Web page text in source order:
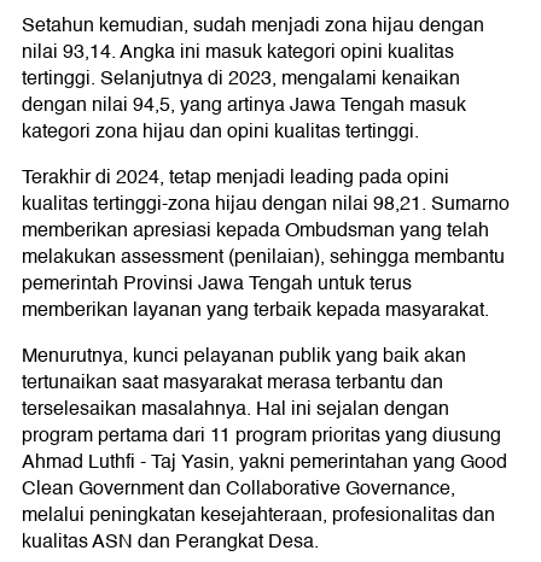
Setahun kemudian, sudah menjadi zona hijau dengan
nilai 93,14. Angka ini masuk kategori opini kualitas
tertinggi. Selanjutnya di 2023, mengalami kenaikan
dengan nilai 94,5, yang artinya Jawa Tengah masuk
kategori zona hijau dan opini kualitas tertinggi.
Terakhir di 2024, tetap menjadi leading pada opini
kualitas tertinggi-zona hijau dengan nilai 98,21. Sumarno
memberikan apresiasi kepada Ombudsman yang telah
melakukan assessment (penilaian), sehingga membantu
pemerintah Provinsi Jawa Tengah untuk terus
memberikan layanan yang terbaik kepada masyarakat.
Menurutnya, kunci pelayanan publik yang baik akan
tertunaikan saat masyarakat merasa terbantu dan
terselesaikan masalahnya. Hal ini sejalan dengan
program pertama dari 11 program prioritas yang diusung
Ahmad Luthfi - Taj Yasin, yakni pemerintahan yang Good
Clean Government dan Collaborative Governance,
melalui peningkatan kesejahteraan, profesionalitas dan
kualitas ASN dan Perangkat Desa.